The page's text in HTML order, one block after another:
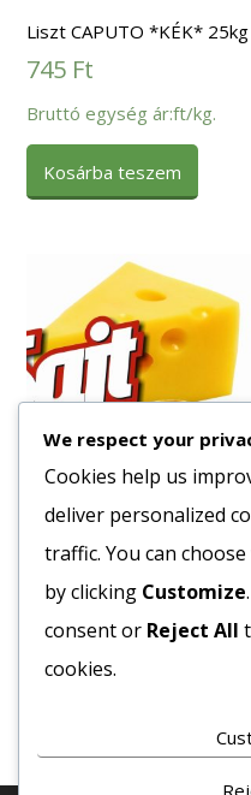
Liszt CAPUTO *KÉK* 25kg
745 Ft
Bruttó egység ár:ft/kg.
Kosárba teszem
Aroma Dawn Vanília 1kg
14401Ft
Bruttó egység ár:ft/db.
Kosárba teszem
We respect your
Cookies help us
deliver personalized
traffic. You can
by clicking Customize
consent or Reject All
cookies.